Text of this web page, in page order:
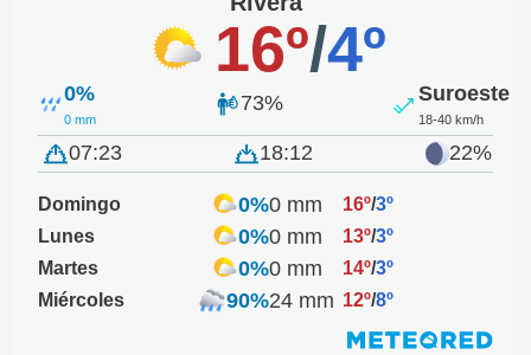
16º/4º
0%
0 mm
73% Suroeste
18-40 km/h
07:23 18:12 22%
Domingo 0%0 mm 16º/3º
Lunes
0%0 mm 13º/3º
Martes
0%0 mm 14º/3º
Miércoles
90%24 mm 12º/8º